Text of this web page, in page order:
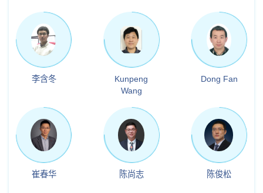
李含冬
Kunpeng
Wang
Dong Fan
崔春华 陈尚志 陈俊松